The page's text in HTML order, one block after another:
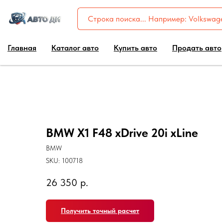
Главная Каталог авто Купить авто Продать авто
BMW X1 F48 xDrive 20i xLine
BMW
SKU: 100718
26 350 р.
Получить точный расчет